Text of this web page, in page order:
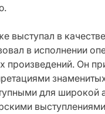
выступал в
в исполнении
произведений. Он
для широкой